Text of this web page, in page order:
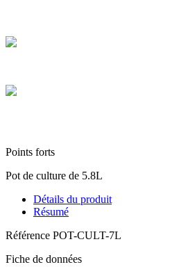
Points forts
Pot de culture de 5.8L
Détails du produit
Résumé
Référence POT-CULT-7L
Fiche de données